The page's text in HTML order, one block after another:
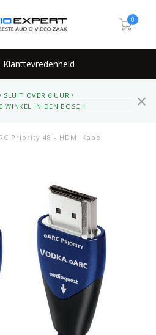
0
Klanttevredenheid
SLUIT OVER 6 UUR •
WINKEL IN DEN BOSCH
Priority 48 - HDMI Kabel